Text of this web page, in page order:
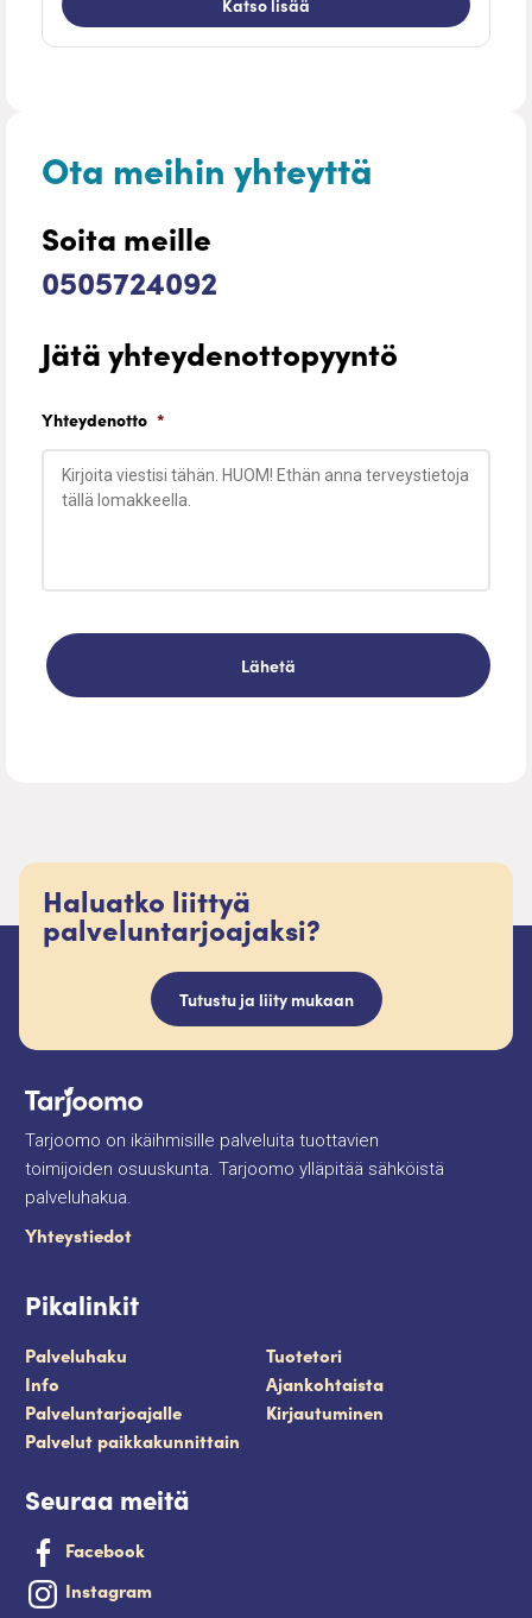
Ota meihin yhteyttä
Soita meille
0505724092
Jätä yhteydenottopyyntö
Yhteydenotto *
Haluatko liittyä
palveluntarjoajaksi?
Tutustu ja liity mukaan
Tarjoomo on ikäihmisille palveluita tuottavien
toimijoiden osuuskunta. Tarjoomo ylläpitää sähköistä
palveluhakua.
Yhteystiedot
Pikalinkit
Palveluhaku
Tuotetori
Info
Ajankohtaista
Palveluntarjoajalle
Kirjautuminen
Palvelut paikkakunnittain
Seuraa meitä
Facebook
Instagram